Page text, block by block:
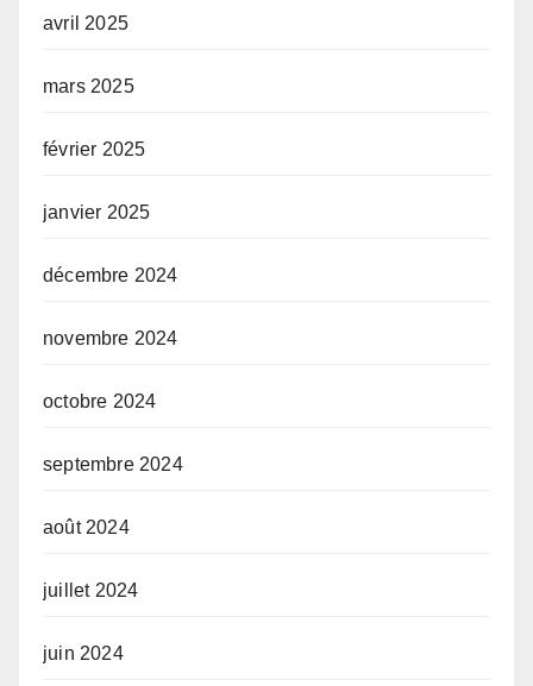
avril 2025
mars 2025
février 2025
janvier 2025
décembre 2024
novembre 2024
octobre 2024
septembre 2024
août 2024
juillet 2024
juin 2024